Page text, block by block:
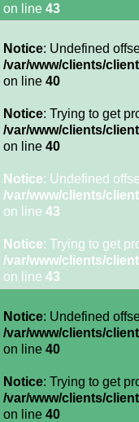
on line 43
Notice: Undefined
/var/www/clients/
on line 40
Notice: Trying to get
/var/www/clients/
on line 40
Notice: Undefined
/var/www/clients/
on line 43
Notice: Trying to get
/var/www/clients/
on line 43
Notice: Undefined
/var/www/clients/
on line 40
Notice: Trying to get
/var/www/clients/
on line 40